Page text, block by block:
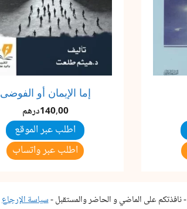
إما الإيمان أو الفوضى
140,00درهم
اطلب عبر الموقع
اطلب عبر واتساب
سياسة الإرجاع